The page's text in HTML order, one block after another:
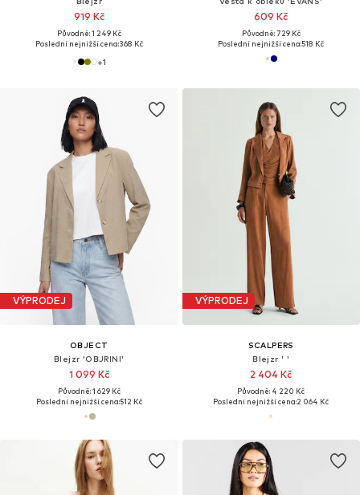
919 Kč
Původně: 1 249 Kč
Poslední nejnižší cena:368 Kč
+1
609 Kč
Původně: 729 Kč
Poslední nejnižší cena:518 Kč
VÝPRODEJ
OBJECT
Blejzr 'OBJRINI'
1 099 Kč
Původně: 1 629 Kč
Poslední nejnižší cena:512 Kč
VÝPRODEJ
SCALPERS
Blejzr ' '
2 404 Kč
Původně: 4 220 Kč
Poslední nejnižší cena:2 064 Kč